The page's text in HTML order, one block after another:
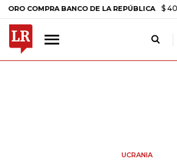
BANCO DE LA REPÚBLICA $ 408.498,97
UCRANIA